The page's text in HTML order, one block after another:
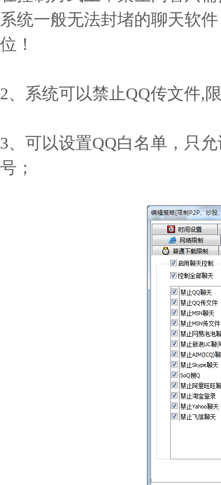
系统一般无法封堵的聊天软
位！
2、系统可以禁止QQ传文件,
3、可以设置QQ白名单，只
号；